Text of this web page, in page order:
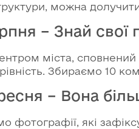
можна
– Знай свої
міста,
Збираємо 10
– Вона
фотографії, які